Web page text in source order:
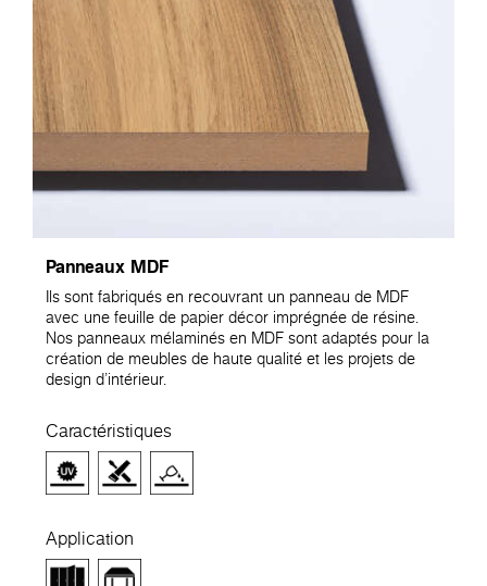
Panneaux MDF
Ils sont fabriqués en recouvrant un panneau de MDF
avec une feuille de papier décor imprégnée de résine.
Nos panneaux mélaminés en MDF sont adaptés pour la
création de meubles de haute qualité et les projets de
design d'intérieur.
Caractéristiques
Application